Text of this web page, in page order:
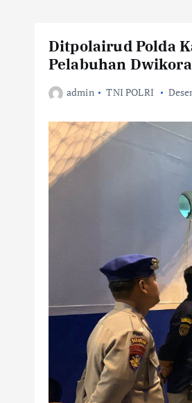
Ditpolairud Polda
Pelabuhan
admin TNI POLRI